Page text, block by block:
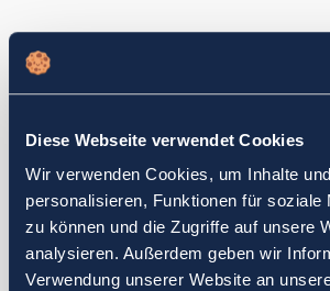
Diese Webseite verwendet Cookies
Wir verwenden Cookies, um Inhalte
personalisieren, Funktionen für soziale
zu können und die Zugriffe auf unsere
analysieren. Außerdem geben wir
Verwendung unserer Website an